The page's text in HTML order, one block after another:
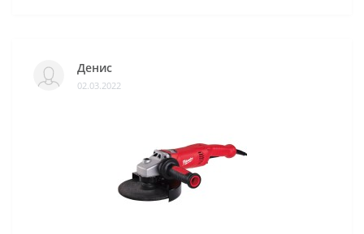
Денис
02.03.2022